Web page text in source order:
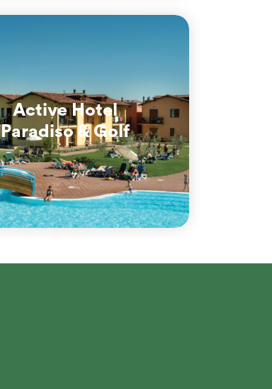
Active Hotel
Paradiso & Golf